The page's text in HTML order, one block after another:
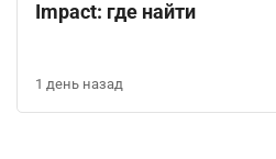
Impact: где найти
1 день назад